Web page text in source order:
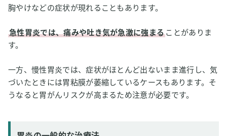
胸やけなどの症状が現れることもあります。
急性胃炎では、痛みや吐き気が急激に強まることがありま
す。
一方、慢性胃炎では、症状がほとんど出ないまま進行し、気
づいたときには胃粘膜が萎縮しているケースもあります。そ
うなると胃がんリスクが高まるため注意が必要です。